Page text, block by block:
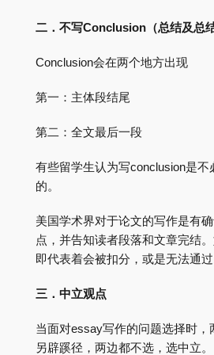
二．不写Conclusion（总结及总结
Conclusion会在两个地方出现
第一：主体段结尾
第二：全文最后一段
有些留学生认为写conclusion是
的。
美国学术界对于论文的写作是有
点，并告知读者段落和文章完结
即代表着会被扣分，或是无法通过
三．中立观点
当面对essay写作的问题选择时
另辟蹊径，两边都不选，选中立。